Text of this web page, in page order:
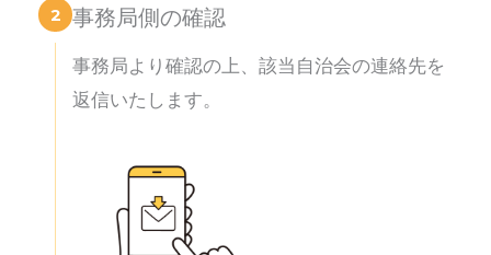
2 事務局側の確認
事務局より確認の上、該当自治会の連絡先を
返信いたします。